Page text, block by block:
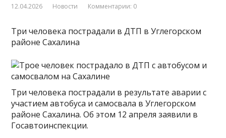
12.04.2026 Новости Комментарии: 0
Три человека пострадали в ДТП в Углегорском
районе Сахалина
Три человека пострадали в результате аварии с
участием автобуса и самосвала в Углегорском
районе Сахалина. Об этом 12 апреля заявили в
Госавтоинспекции.